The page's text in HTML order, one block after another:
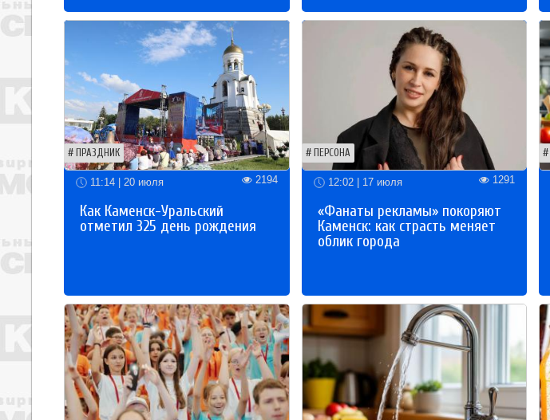
ПРАЗДНИК
11:14 | 20 июля 2194
Как Каменск-Уральский
отметил 325 день рождения
ПЕРСОНА
12:02 | 17 июля 1291
«Фанаты рекламы» покоряют
Каменск: как страсть меняет
облик города